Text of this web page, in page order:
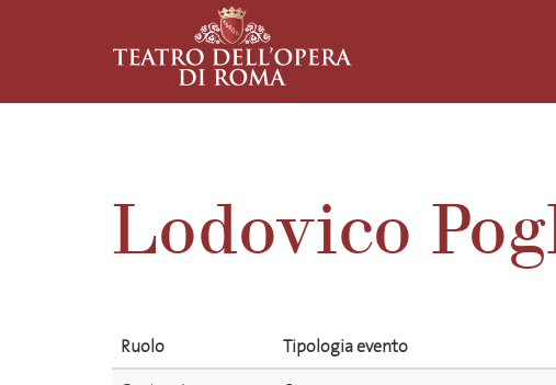
Lodovico
Ruolo Tipologia evento